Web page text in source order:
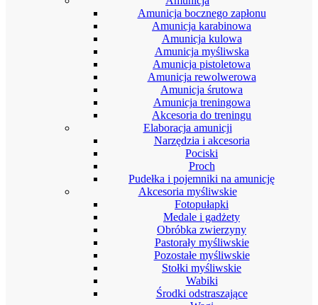
Amunicja bocznego zapłonu
Amunicja karabinowa
Amunicja kulowa
Amunicja myśliwska
Amunicja pistoletowa
Amunicja rewolwerowa
Amunicja śrutowa
Amunicja treningowa
Akcesoria do treningu
Elaboracja amunicji
Narzędzia i akcesoria
Pociski
Proch
Pudełka i pojemniki na amunicję
Akcesoria myśliwskie
Fotopułapki
Medale i gadżety
Obróbka zwierzyny
Pastorały myśliwskie
Pozostałe myśliwskie
Stołki myśliwskie
Wabiki
Środki odstraszające